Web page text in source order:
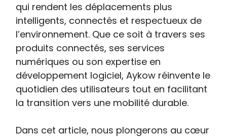
qui rendent les déplacements plus
intelligents, connectés et respectueux de
l’environnement. Que ce soit à travers ses
produits connectés, ses services
numériques ou son expertise en
développement logiciel, Aykow réinvente le
quotidien des utilisateurs tout en facilitant
la transition vers une mobilité durable.
Dans cet article, nous plongerons au cœur